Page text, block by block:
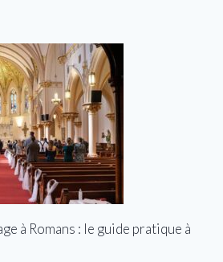
à Romans : le guide pratique à